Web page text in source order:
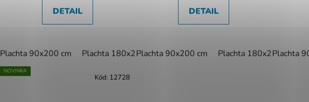
DETAIL
Plachta 90x200 cm Plachta 180x200 cm Plachta 200x220 cm
DETAIL
Plachta 90x200 cm Plachta 180x200 cm
Plachta
NOVINKA
Kód: 12728